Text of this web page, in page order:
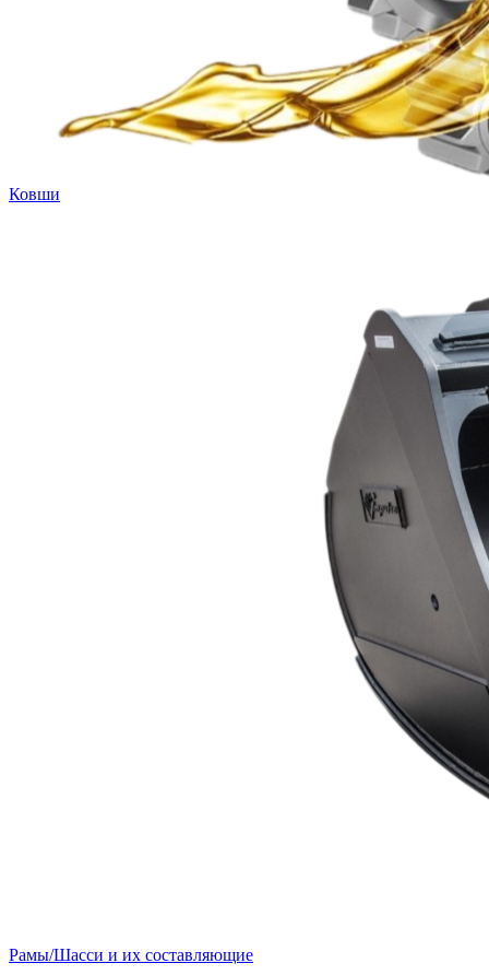
Ковши
Рамы/Шасси и их составляющие